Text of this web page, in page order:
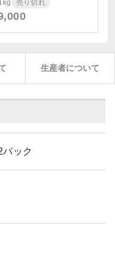
売り切れ
生産者について
ック